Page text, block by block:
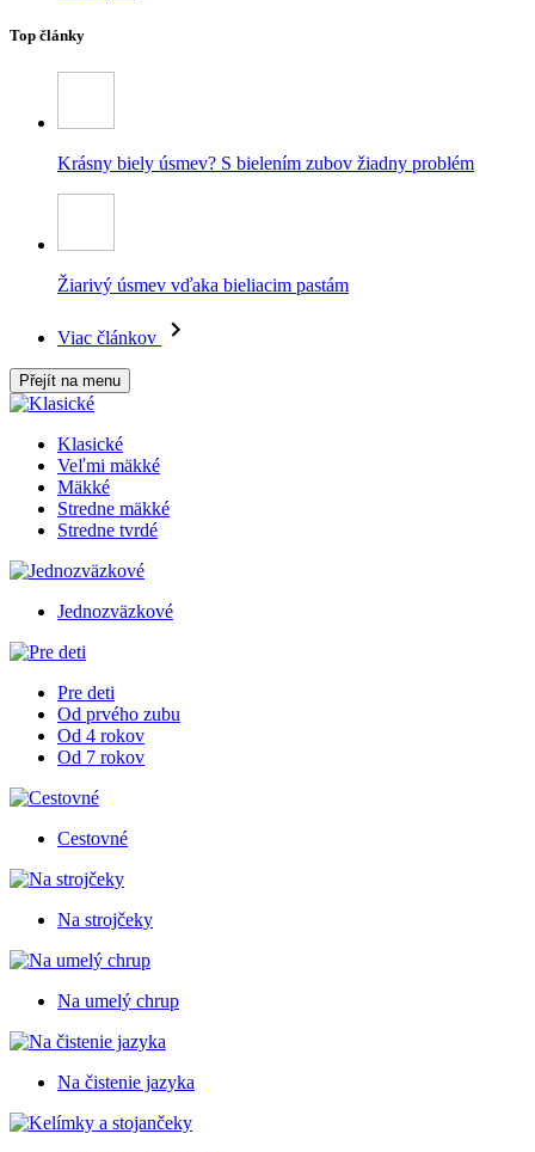
Top články
Krásny biely úsmev? S bielením zubov žiadny problém
Žiarivý úsmev vďaka bieliacim pastám
Viac článkov
Přejít na menu
Klasické
Veľmi mäkké
Mäkké
Stredne mäkké
Stredne tvrdé
Jednozväzkové
Pre deti
Od prvého zubu
Od 4 rokov
Od 7 rokov
Cestovné
Na strojčeky
Na umelý chrup
Na čistenie jazyka